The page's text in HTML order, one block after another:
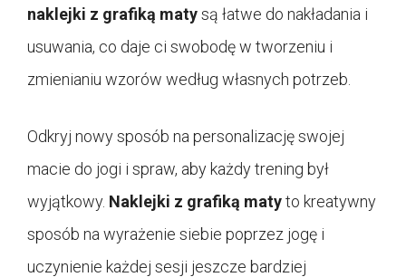
naklejki z grafiką matysą łatwe do nakładania i
usuwania, co daje ci swobodę w tworzeniu i
zmienianiu wzorów według własnych potrzeb.
Odkryj nowy sposób na personalizację swojej
macie do jogi i spraw, aby każdy trening był
wyjątkowy. Naklejki z grafiką matyto kreatywny
sposób na wyrażenie siebie poprzez jogę i
uczynienie każdej sesji jeszcze bardziej